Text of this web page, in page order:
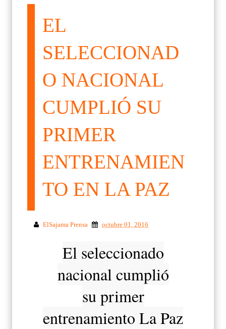
EL
SELECCIONAD
O NACIONAL
CUMPLIÓ SU
PRIMER
ENTRENAMIEN
TO EN LA PAZ
ElSajama Prensa octubre 01, 2016
El seleccionado
nacional cumplió
su primer
entrenamiento La Paz